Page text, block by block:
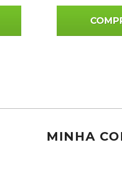
MINHA